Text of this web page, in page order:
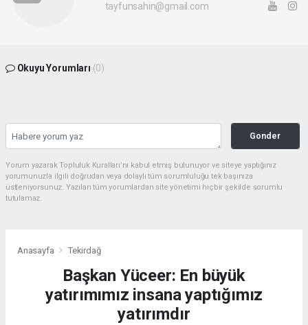
tayfunsahin@gmail.com
Okuyu Yorumları (0)
Gonder
Yorum yazarak Topluluk Kuralları’nı kabul etmiş bulunuyor ve siteye yaptığınız
yorumunuzla ilgili doğrudan veya dolaylı tüm sorumluluğu tek başınıza
üstleniyorsunuz. Yazılan tüm yorumlardan site yönetimi hiçbir şekilde sorumlu
tutulamaz.
Anasayfa Tekirdağ
Başkan Yüceer: En büyük
yatırımımız insana yaptığımız
yatırımdır